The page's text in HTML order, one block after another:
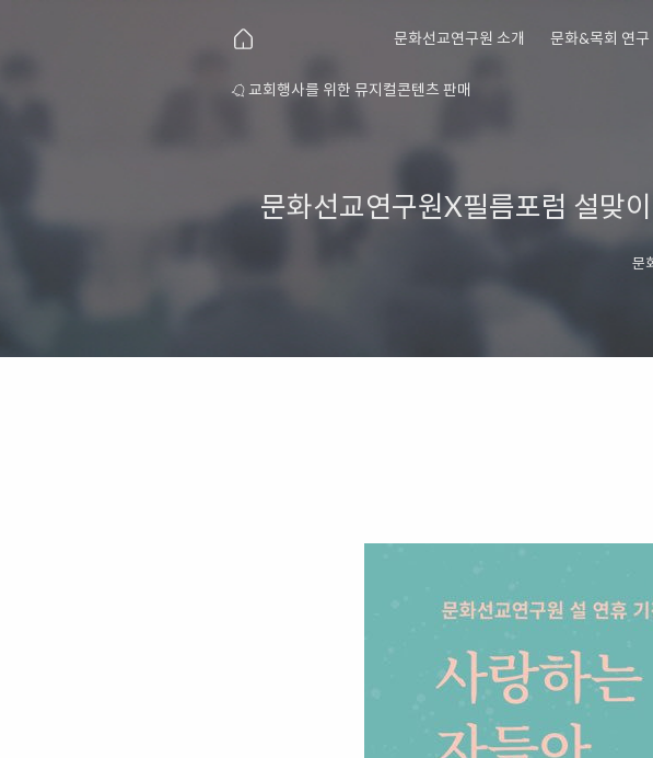
문화선교연구원 소개 문화&목회 연구
교회행사를 위한 뮤지컬콘텐츠 판매
문화선교연구원X필름포럼 설맞
문